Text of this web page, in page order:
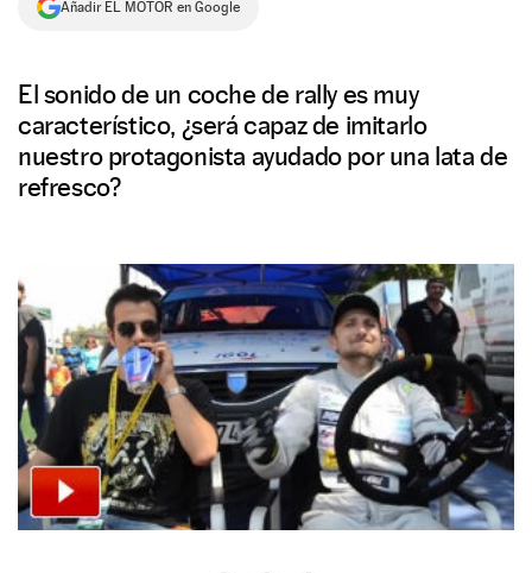
SÍGUENOS
Añadir EL MOTOR en Google
El sonido de un coche de rally es muy
característico, ¿será capaz de imitarlo
nuestro protagonista ayudado por una lata de
refresco?